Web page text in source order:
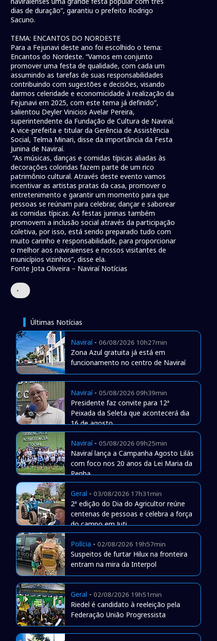
dias de duração”, garantiu o prefeito Rodrigo
Sacuno.
TEMA: ENCANTOS DO NORDESTE
Para a Fejunavi deste ano foi escolhido o tema:
Encantos do Nordeste. “Vamos em conjunto
promover uma festa de qualidade, com cada um
assumindo as tarefas de suas responsabilidades
contribuindo com sugestões e decisões, visando
darmos celeridade e economicidade à realização da
Fejunavi em 2025, com este tema já definido”,
salientou Deyler Vinicios Avelar Pereira,
superintendente da Fundação de Cultura de Naviraí.
A vice-prefeita e titular da Gerência de Assistência
Social, Telma Minari, disse da importância da Festa
Junina de Naviraí.
“As músicas, danças e comidas típicas aliadas às
decorações coloridas fazem parte de um rico
patrimônio cultural. Através deste evento vamos
incentivar as artistas pratas da casa, promover o
entretenimento e garantir um momento para que
pessoas se reúnam para celebrar, dançar e saborear
as comidas típicas. As festas juninas também
promovem a inclusão social através da participação
coletiva, por isso, está sendo preparado tudo com
muito carinho e responsabilidade, para proporcionar
o melhor aos naviraienses e nossos visitantes de
municípios vizinhos”, disse ela.
Fonte Jota Oliveira – Naviraí Notícias
•
Últimas Notícias
Naviraí- 06/08/2026 10h27min
Zona Azul gratuita já está em
funcionamento no centro de Naviraí
Naviraí- 05/08/2026 09h39min
Presidente faz convite para 12ª
Peixada da Seleta que acontecerá dia
16 de agosto
Naviraí- 05/08/2026 09h25min
Naviraí lança a Campanha Agosto Lilás
com foco nos 20 anos da Lei Maria da
Penha
Geral - 03/08/2026 17h31min
2ª edição do Dia do Agricultor reúne
centenas de pessoas e celebra a força
do campo em Juti
Polícia - 02/08/2026 19h57min
Suspeitos de furtar Hilux na fronteira
entram na mira da Interpol
Geral - 02/08/2026 19h51min
Riedel é candidato à reeleição pela
Federação União Progressista